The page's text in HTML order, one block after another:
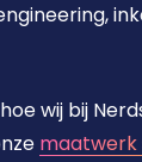
wij bij